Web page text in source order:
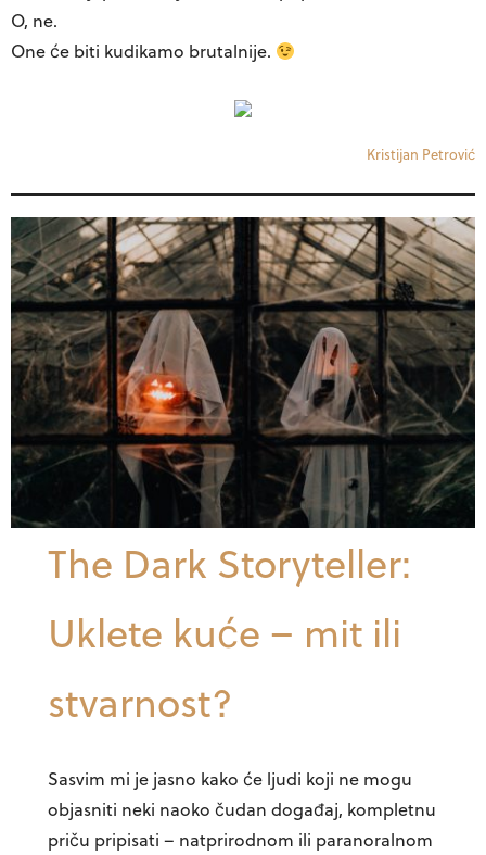
O, ne.
One će biti kudikamo brutalnije.
Kristijan Petrović
The Dark Storyteller:
Uklete kuće – mit ili
stvarnost?
Sasvim mi je jasno kako će ljudi koji ne mogu
objasniti neki naoko čudan događaj, kompletnu
priču pripisati – natprirodnom ili paranoralnom